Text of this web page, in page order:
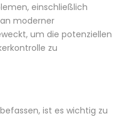
einschließlich
moderner
um die potenziellen
zu
ist es wichtig zu